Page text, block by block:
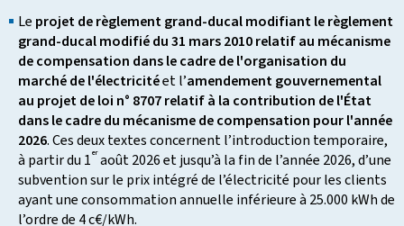
Le projet de règlement grand-ducal modifiant le règlement
grand-ducal modifié du 31 mars 2010 relatif au mécanisme
de compensation dans le cadre de l'organisation du
marché de l'électricitéet l’amendement gouvernemental
au projet de loi n° 8707 relatif à la contribution de l'État
dans le cadre du mécanisme de compensation pour l'année
2026. Ces deux textes concernent l’introduction temporaire,
à partir du 1eraoût 2026 et jusqu’à la fin de l’année 2026, d’une
subvention sur le prix intégré de l’électricité pour les clients
ayant une consommation annuelle inférieure à 25.000 kWh de
l’ordre de 4 c€/kWh.